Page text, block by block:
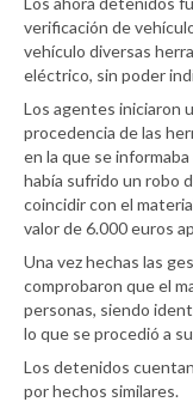
verificación de
vehículo diversas
eléctrico, sin poder
Los agentes iniciaron
procedencia de las
en la que se
había sufrido un robo
coincidir con el
valor de 6.000 euros
Una vez hechas las
comprobaron que el
personas, siendo
lo que se procedió a
Los detenidos
por hechos similares.